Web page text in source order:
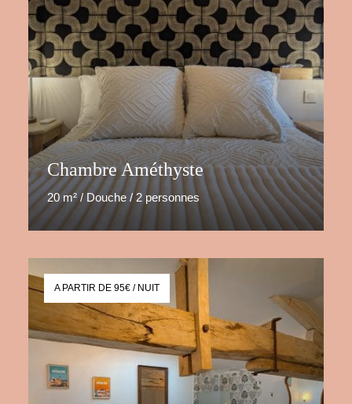
Chambre Améthyste
20 m² / Douche / 2 personnes
A PARTIR DE 95€ / NUIT